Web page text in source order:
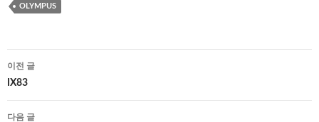
OLYMPUS
글
네
비
이전 글
IX83
다음 글